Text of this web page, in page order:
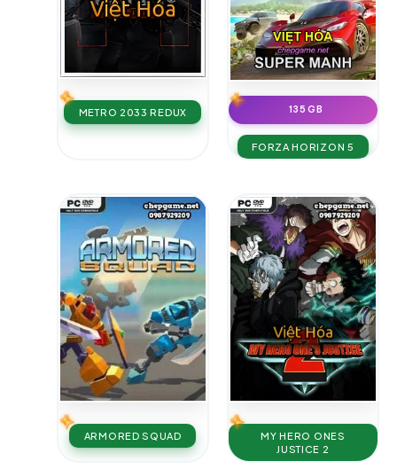
METRO 2033 REDUX 135 GB
FORZA HORIZON 5
ARMORED SQUAD
MY HERO ONES
JUSTICE 2